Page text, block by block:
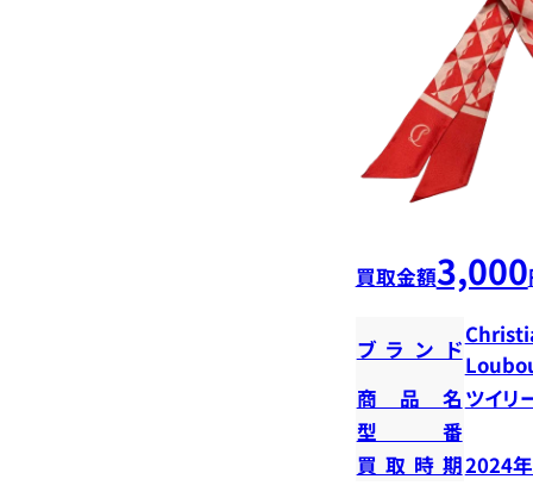
買取金額3,000
ブランド
商品名 ツイリ
型番
買取時期2024